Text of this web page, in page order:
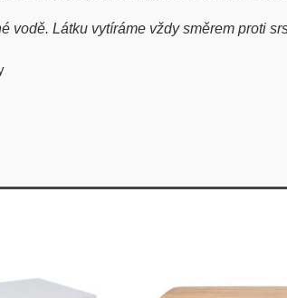
Látku vytíráme vždy směrem proti